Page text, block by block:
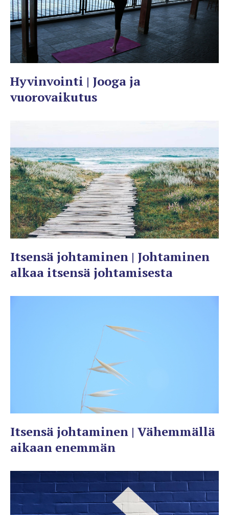
Hyvinvointi | Jooga ja
vuorovaikutus
Itsensä johtaminen | Johtaminen
alkaa itsensä johtamisesta
Itsensä johtaminen | Vähemmällä
aikaan enemmän